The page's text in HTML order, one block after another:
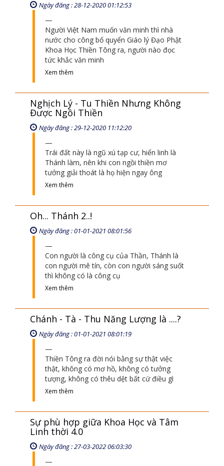
Ngày đăng : 28-12-2020 01:12:53
Người Việt Nam muốn văn minh thì nhà
nước cho công bố quyển Giáo lý Đạo Phật
Khoa Học Thiền Tông ra, người nào đọc
tức khắc văn minh
Xem thêm
Nghịch Lý - Tu Thiền Nhưng Không
Được Ngồi Thiền
Ngày đăng : 29-12-2020 11:12:20
Trái đất này là ngũ xú tạp cư, hiển linh là
Thánh làm, nên khi con ngồi thiền mơ
tưởng giải thoát là họ hiện ngay ông
Xem thêm
Oh... Thánh 2..!
Ngày đăng : 01-01-2021 08:01:56
Con người là công cụ của Thần, Thánh là
con người mê tín, còn con người sáng suốt
thì không có là công cụ
Xem thêm
Chánh - Tà - Thu Năng Lượng là ....?
Ngày đăng : 01-01-2021 08:01:19
Thiền Tông ra đời nói bằng sự thật việc
thật, không có mơ hồ, không có tưởng
tượng, không có thêu dệt bất cứ điều gì
Xem thêm
Sự phù hợp giữa Khoa Học và Tâm
Linh thời 4.0
Ngày đăng : 27-03-2022 06:03:30